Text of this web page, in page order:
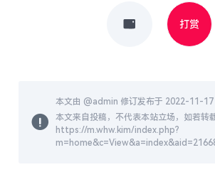
打赏
本文由 @admin 修订发布于 2022-11-17
本文来自投稿，不代表本站立场，如若转
https://m.whw.kim/index.php?